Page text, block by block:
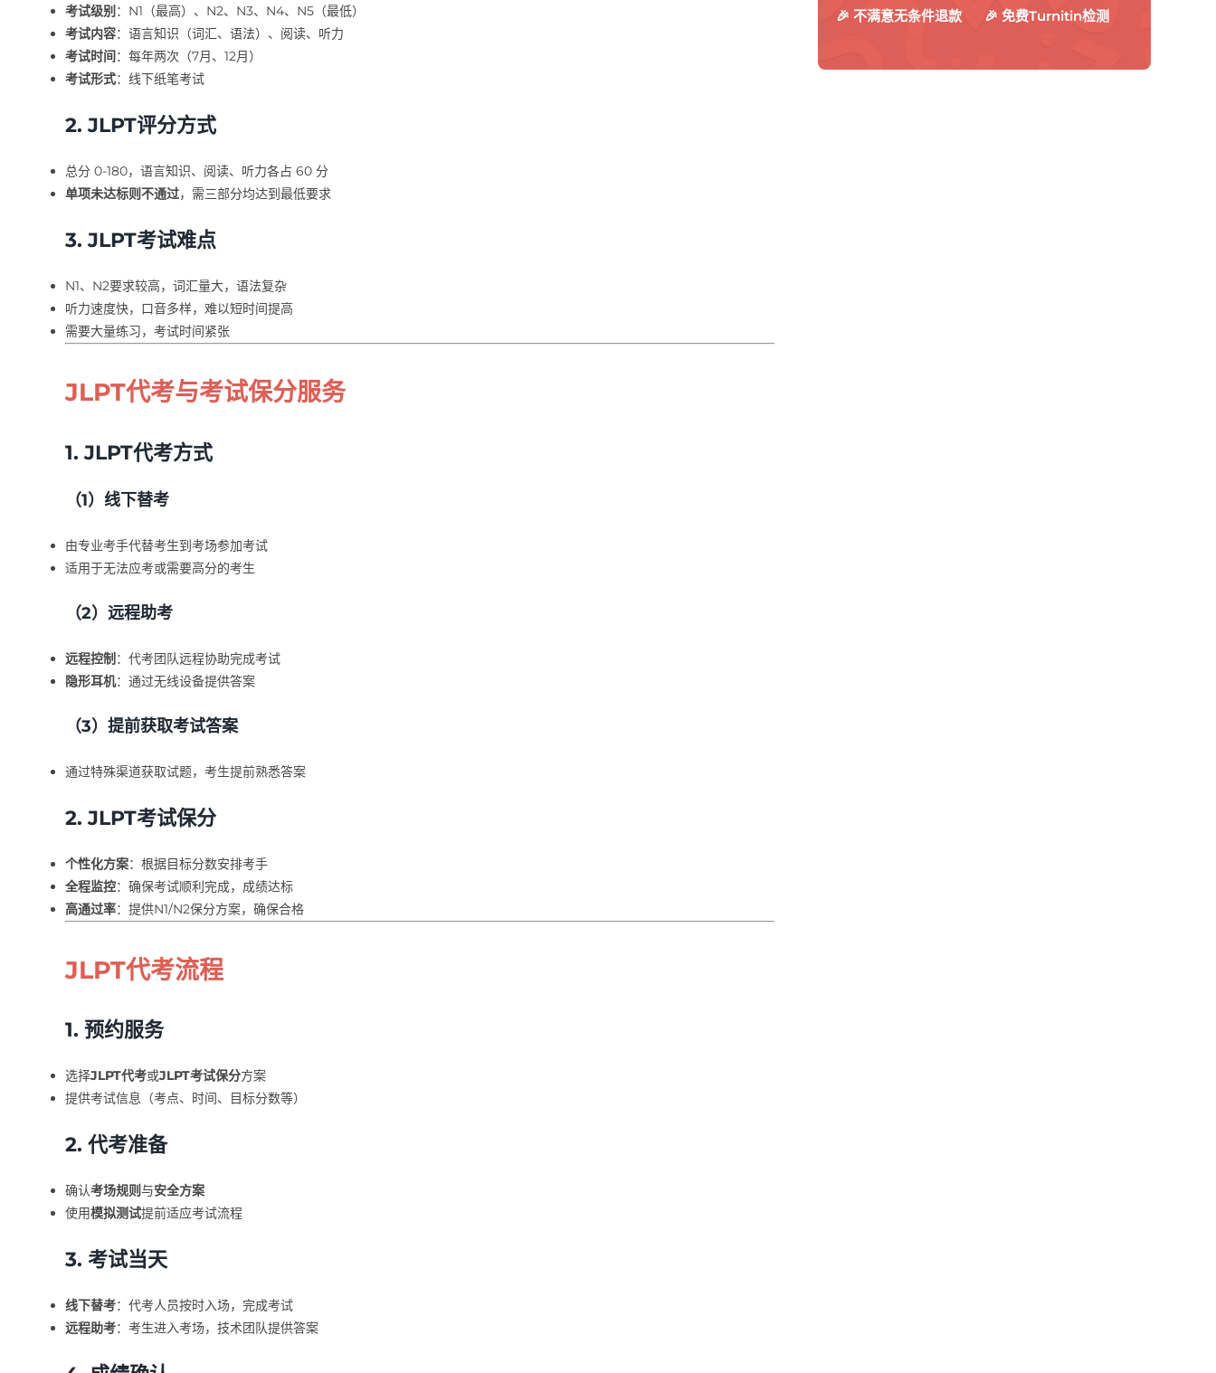
考试级别 ：N1（最高）、N2、N3、N4、N5（最低）
考试内容：语言知识（词汇、语法）、阅读、听力
考试时间 ：每年两次（7月、12月）
考试形式：线下纸笔考试
2. JLPT评分方式
总分 0-180，语言知识、阅读、听力各占 60 分
单项未达标则不通过，需三部分均达到最低要求
3. JLPT考试难点
N1、N2要求较高，词汇量大，语法复杂
听力速度快，口音多样，难以短时间提高
需要大量练习，考试时间紧张
JLPT代考与考试保分服务
1. JLPT代考方式
（1）线下替考
由专业考手代替考生到考场参加考试
适用于无法应考或需要高分的考生
（2）远程助考
远程控制 ：代考团队远程协助完成考试
隐形耳机：通过无线设备提供答案
（3）提前获取考试答案
通过特殊渠道获取试题，考生提前熟悉答案
2. JLPT考试保分
个性化方案：根据目标分数安排考手
全程监控：确保考试顺利完成，成绩达标
高通过率：提供N1/N2保分方案，确保合格
JLPT代考流程
1. 预约服务
选择JLPT代考或JLPT考试保分方案
提供考试信息（考点、时间、目标分数等）
2. 代考准备
确认考场规则与安全方案
使用模拟测试提前适应考试流程
3. 考试当天
线下替考：代考人员按时入场，完成考试
远程助考：考生进入考场，技术团队提供答案
🎉 不满意无条件退款
🎉 免费Turnitin检测